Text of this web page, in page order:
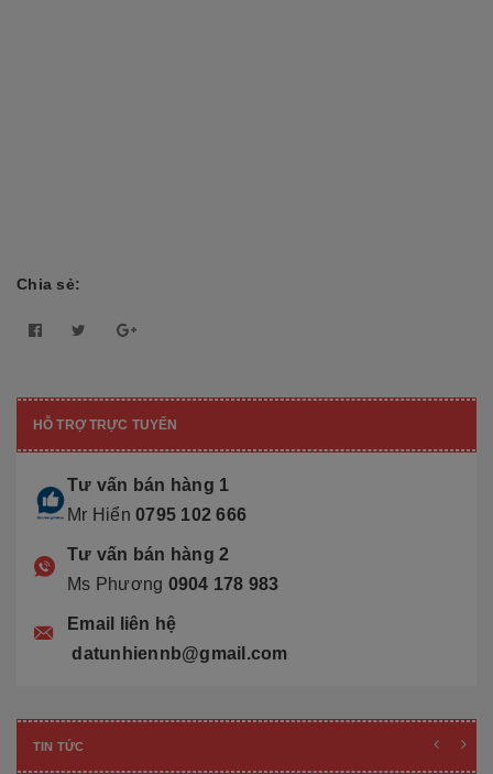
Chia sẻ:
HỖ TRỢ TRỰC TUYẾN
Tư vấn bán hàng 1
Mr Hiển 0795 102 666
Tư vấn bán hàng 2
Ms Phương 0904 178 983
Email liên hệ
datunhiennb@gmail.com
TIN TỨC